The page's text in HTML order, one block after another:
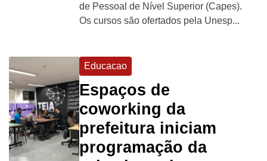
de Pessoal de Nível Superior (Capes).
Os cursos são ofertados pela Unesp...
Educacao
Espaços de
coworking da
prefeitura iniciam
programação da